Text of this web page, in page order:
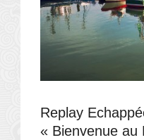
Replay
« Bienvenue au